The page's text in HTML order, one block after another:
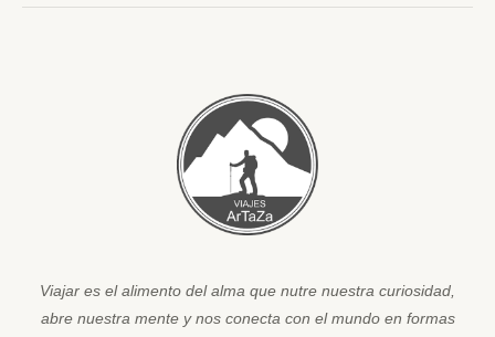
Viajar es el alimento del alma que nutre nuestra curiosidad,
abre nuestra mente y nos conecta con el mundo en formas